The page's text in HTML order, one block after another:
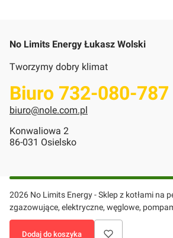
No Limits Energy Łukasz Wolski
Tworzymy dobry klimat
Biuro 732-080-787
biuro@nole.com.pl
Konwaliowa 2
86-031 Osielsko
2026 No Limits Energy - Sklep z kotłami na
zgazowujące, elektryczne, węglowe,
- wszelkie prawa zastrzeżone.
Dodaj do koszyka